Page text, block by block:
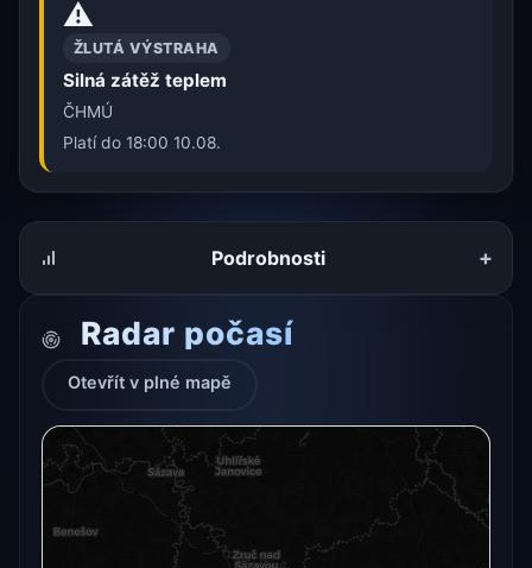
⚠️
ŽLUTÁ VÝSTRAHA
Silná zátěž teplem
ČHMÚ
Platí do 18:00 10.08.
Podrobnosti +
Radar počasí
Otevřít v plné mapě
Radarový snímek momentálně není dostupný.